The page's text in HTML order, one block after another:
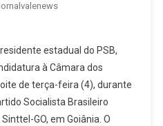
estadual do PSB,
à Câmara dos
de terça-feira (4), durante
Socialista Brasileiro
GO, em Goiânia. O